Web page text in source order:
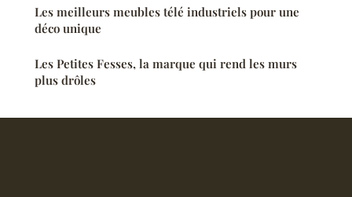
Les meilleurs meubles télé industriels pour une
déco unique
Les Petites Fesses, la marque qui rend les murs
plus drôles